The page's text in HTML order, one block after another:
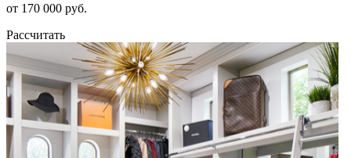
от 170 000 руб.
Рассчитать